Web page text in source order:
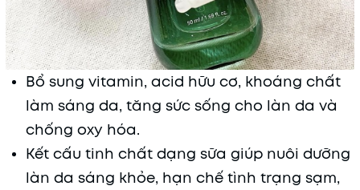
Bổ sung vitamin, acid hữu cơ, khoáng chất
làm sáng da, tăng sức sống cho làn da và
chống oxy hóa.
Kết cấu tinh chất dạng sữa giúp nuôi dưỡng
làn da sáng khỏe, hạn chế tình trạng sạm,